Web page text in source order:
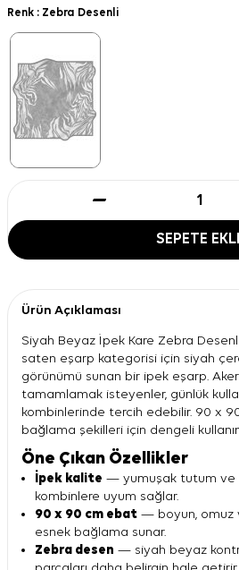
Renk : Zebra Desenli
SEPETE
Ürün Açıklaması
Siyah Beyaz İpek Kare Zebra
saten eşarp kategorisi için siyah
görünümü sunan bir ipek eşarp.
tamamlamak isteyenler, günlük
kombinlerinde tercih edebilir. 90 x
bağlama şekilleri için dengeli
Öne Çıkan Özellikler
İpek kalite — yumuşak tutum ve
kombinlere uyum sağlar.
90 x 90 cm ebat — boyun, omuz
esnek bağlama sunar.
Zebra desen — siyah beyaz